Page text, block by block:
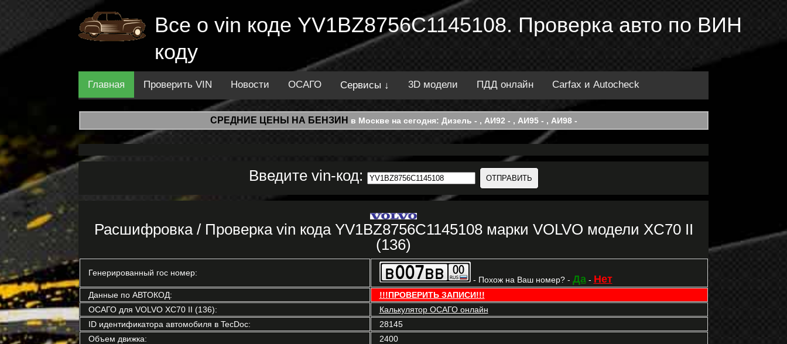
Все о vin коде YV1BZ8756C1145108. Проверка авто по ВИН
коду
Главная Проверить VIN Новости ОСАГО Сервисы ↓ 3D модели ПДД онлайн Carfax и Autocheck
СРЕДНИЕ ЦЕНЫ НА БЕНЗИН в Москве на сегодня: Дизель - , АИ92 - , АИ95 - , АИ98 -
Введите vin-код:
Расшифровка / Проверка vin кода YV1BZ8756C1145108 марки VOLVO модели XC70 II
(136)
Генерированный гос номер:
- Похож на Ваш номер? - Да- Нет
Данные по АВТОКОД:
!!!ПРОВЕРИТЬ ЗАПИСИ!!!
ОСАГО для VOLVO XC70 II (136):
Калькулятор ОСАГО онлайн
ID идентификатора автомобиля в TecDoc:
28145
Объем движка:
2400